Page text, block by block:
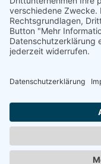
AGB
Datenschutz
ARD/ZDF-